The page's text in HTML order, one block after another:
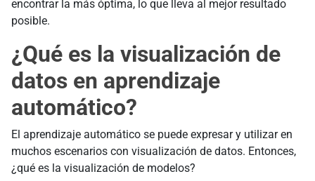
encontrar la más óptima, lo que lleva al mejor resultado
posible.
¿Qué es la visualización de
datos en aprendizaje
automático?
El aprendizaje automático se puede expresar y utilizar en
muchos escenarios con visualización de datos. Entonces,
¿qué es la visualización de modelos?